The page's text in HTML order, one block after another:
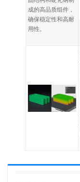
成的高品质组件，
确保稳定性和高耐
用性。